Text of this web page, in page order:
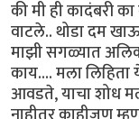
की मी ही कादंबरी
वाटले.. थोडा दम
माझी सगळ्यात
काय.... मला
आवडते, याचा शोध